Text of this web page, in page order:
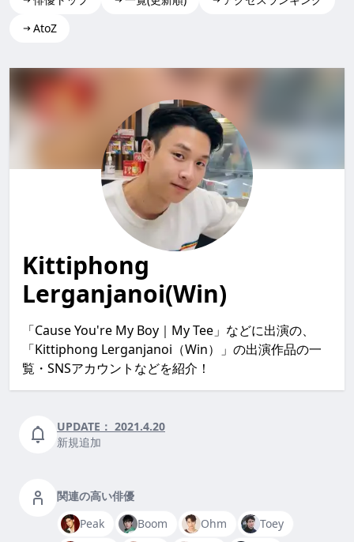
AtoZ
Kittiphong Lerganjanoi(Win)
Kittiphong
Lerganjanoi(Win)
「Cause You're My Boy｜My Tee」などに出演の、
「Kittiphong Lerganjanoi（Win）」の出演作品の一
覧・SNSアカウントなどを紹介！
UPDATE： 2021.4.20
新規追加
関連の高い俳優
Peak
Boom Ohm
Toey